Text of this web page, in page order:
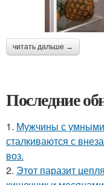
читать дальше →
Последние
1. Мужчины с
сталкиваются с
воз.
2. Этот паразит